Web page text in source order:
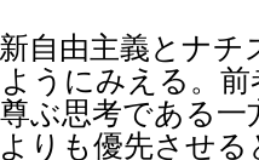
自由主義とナチ
うにみえる。
ぶ思考である
りも優先させ